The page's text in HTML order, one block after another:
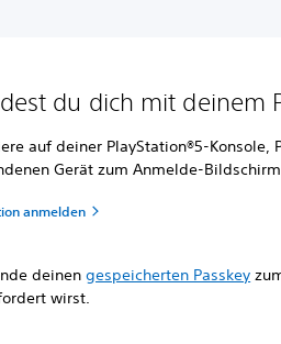
du dich mit deinem
auf deiner PlayStation®5-Konsole,
Gerät zum Anmelde-
anmelden
deinengespeicherten Passkey
wirst.